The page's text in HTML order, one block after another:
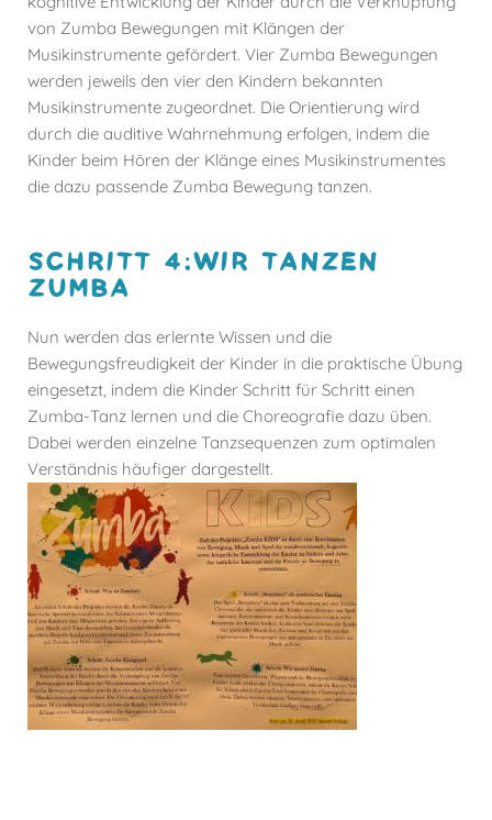
von Zumba Bewegungen mit Klängen der
Musikinstrumente gefördert. Vier Zumba Bewegungen
werden jeweils den vier den Kindern bekannten
Musikinstrumente zugeordnet. Die Orientierung wird
durch die auditive Wahrnehmung erfolgen, indem die
Kinder beim Hören der Klänge eines Musikinstrumentes
die dazu passende Zumba Bewegung tanzen.
SCHRITT 4:WIR TANZEN
ZUMBA
Nun werden das erlernte Wissen und die
Bewegungsfreudigkeit der Kinder in die praktische Übung
eingesetzt, indem die Kinder Schritt für Schritt einen
Zumba-Tanz lernen und die Choreografie dazu üben.
Dabei werden einzelne Tanzsequenzen zum optimalen
Verständnis häufiger dargestellt.